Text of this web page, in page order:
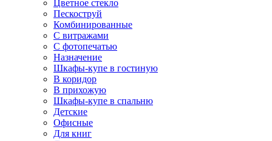
Цветное стекло
Пескоструй
Комбинированные
С витражами
С фотопечатью
Назначение
Шкафы-купе в гостиную
В коридор
В прихожую
Шкафы-купе в спальню
Детские
Офисные
Для книг